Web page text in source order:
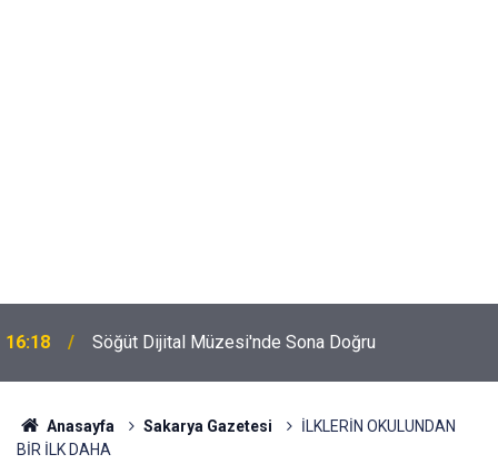
16:18 Söğüt Dijital Müzesi'nde Sona Doğru
Anasayfa Sakarya Gazetesi
İLKLERİN OKULUNDAN
BİR İLK DAHA